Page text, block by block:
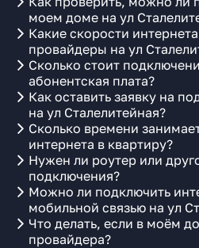
моем доме на ул
Какие скорости
провайдеры на ул
Сколько стоит
абонентская плата?
Как оставить заявку на
на ул Сталелитейная?
Сколько времени
интернета в квартиру?
Нужен ли роутер или
подключения?
Можно ли подключить
мобильной связью на ул
Что делать, если в моём
провайдера?